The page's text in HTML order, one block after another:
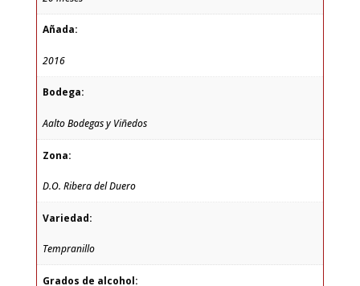
Añada:
2016
Bodega:
Aalto Bodegas y Viñedos
Zona:
D.O. Ribera del Duero
Variedad:
Tempranillo
Grados de alcohol: